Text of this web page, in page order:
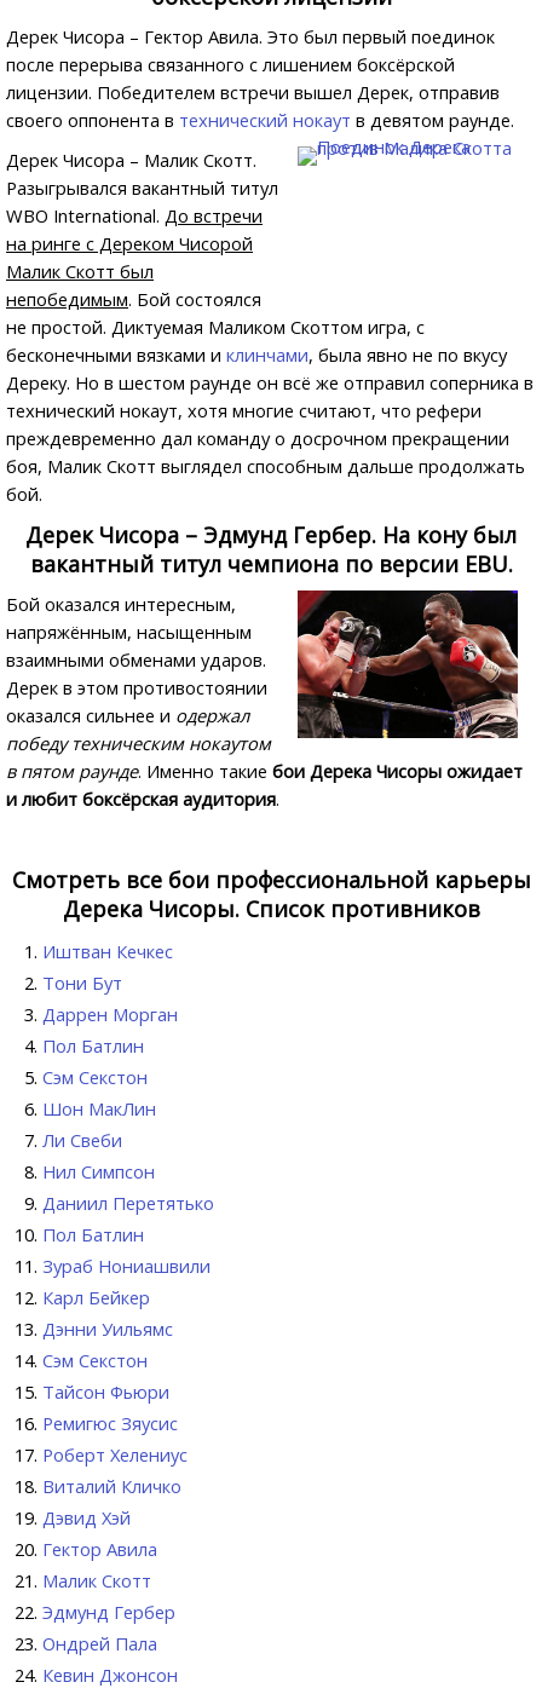
Дерек Чисора – Гектор Авила. Это был первый поединок
после перерыва связанного с лишением боксёрской
лицензии. Победителем встречи вышел Дерек, отправив
своего оппонента в технический нокаут в девятом раунде.
Дерек Чисора – Малик Скотт.
Разыгрывался вакантный титул
WBO International. До встречи
на ринге с Дереком Чисорой
Малик Скотт был
непобедимым. Бой состоялся
не простой. Диктуемая Маликом Скоттом игра, с
бесконечными вязками и клинчами, была явно не по вкусу
Дереку. Но в шестом раунде он всё же отправил соперника в
технический нокаут, хотя многие считают, что рефери
преждевременно дал команду о досрочном прекращении
боя, Малик Скотт выглядел способным дальше продолжать
бой.
Дерек Чисора – Эдмунд Гербер. На кону был
вакантный титул чемпиона по версии EBU.
Бой оказался интересным,
напряжённым, насыщенным
взаимными обменами ударов.
Дерек в этом противостоянии
оказался сильнее и одержал
победу техническим нокаутом
в пятом раунде. Именно такие бои Дерека Чисоры ожидает
и любит боксёрская аудитория.
Смотреть все бои профессиональной карьеры
Дерека Чисоры. Список противников
Иштван Кечкес
Тони Бут
Даррен Морган
Пол Батлин
Сэм Секстон
Шон МакЛин
Ли Свеби
Нил Симпсон
Даниил Перетятько
Пол Батлин
Зураб Нониашвили
Карл Бейкер
Дэнни Уильямс
Сэм Секстон
Тайсон Фьюри
Ремигюс Зяусис
Роберт Хелениус
Виталий Кличко
Дэвид Хэй
Гектор Авила
Малик Скотт
Эдмунд Гербер
Ондрей Пала
Кевин Джонсон